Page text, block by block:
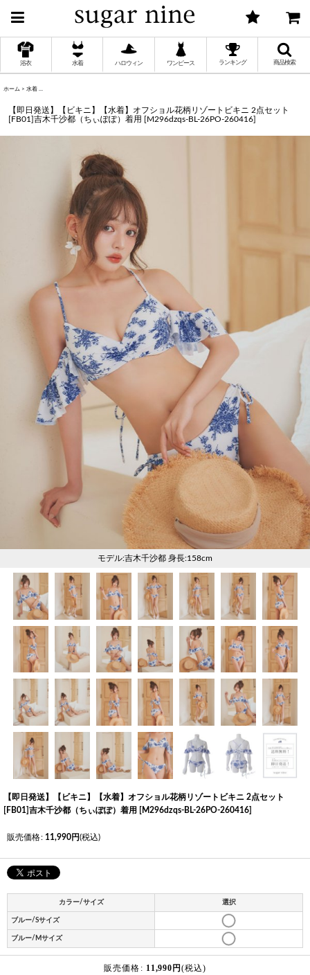
浴衣 水着 ハロウィン ワンピース ランキング 商品検索
ホーム > 水着
【即日発送】【ビキニ】【水着】オフショル花柄リゾートビキニ 2点セット
[FB01]吉木千沙都（ちぃぽぽ）着用 [M296dzqs-BL-26PO-260416]
【即日発送】【ビキニ】【水着】オフショル花柄リゾートビキニ 2点セット
[FB01]吉木千沙都（ちぃぽぽ）着用 [ M296dzqs-BL-26PO-260416]
販売価格: 11,990円(税込)
カラー/サイズ 選択
ブルー/Sサイズ
ブルー/Mサイズ
販売価格 : 11,990円(税込)